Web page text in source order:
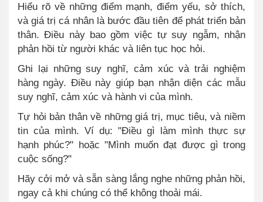
Hiểu rõ về những điểm mạnh, điểm yếu, sở thích,
và giá trị cá nhân là bước đầu tiên để phát triển bản
thân. Điều này bao gồm việc tự suy ngẫm, nhận
phản hồi từ người khác và liên tục học hỏi.
Ghi lại những suy nghĩ, cảm xúc và trải nghiệm
hàng ngày. Điều này giúp bạn nhận diện các mẫu
suy nghĩ, cảm xúc và hành vi của mình.
Tự hỏi bản thân về những giá trị, mục tiêu, và niềm
tin của mình. Ví dụ: "Điều gì làm mình thực sự
hạnh phúc?" hoặc "Mình muốn đạt được gì trong
cuộc sống?"
Hãy cởi mở và sẵn sàng lắng nghe những phản hồi,
ngay cả khi chúng có thể không thoải mái.